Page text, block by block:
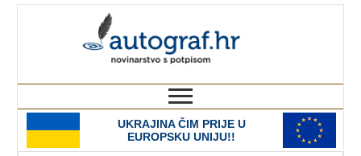
UKRAJINA ČIM PRIJE U
EUROPSKU UNIJU!!